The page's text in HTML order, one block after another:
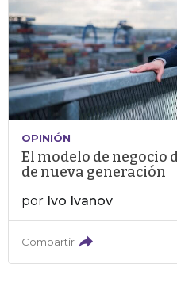
OPINIÓN
El modelo de negocio
de nueva generación
por Ivo Ivanov
Compartir